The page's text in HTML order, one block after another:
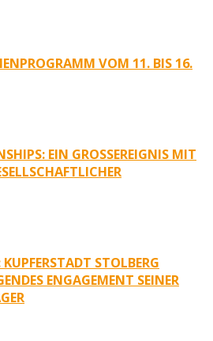
VOM 11. BIS 16.
EIN GROSSEREIGNIS MIT S
S
STOLBERG
ENGAGEMENT SEINER